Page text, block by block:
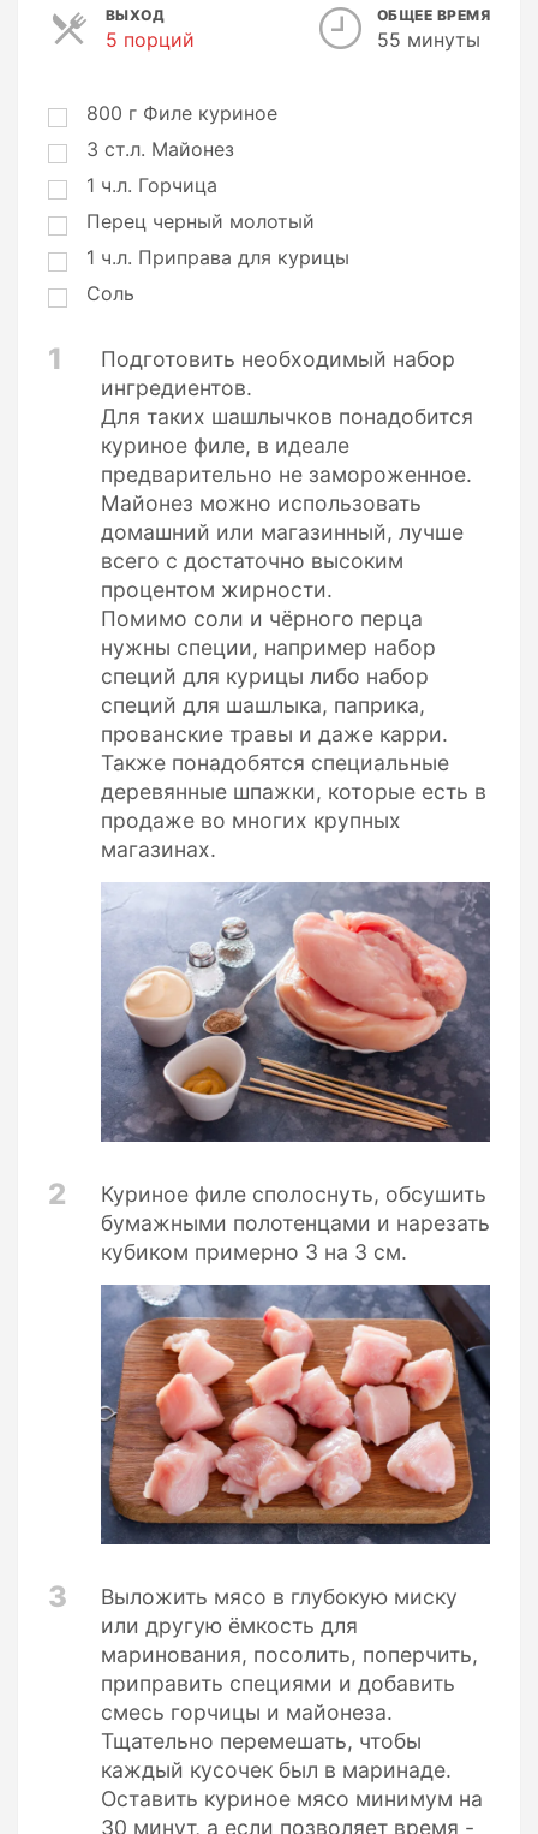
ВЫХОД
5 порций
ц
и
ОБЩЕЕ ВРЕМЯ
55 минуты
800 г Филе куриное
3 ст.л. Майонез
1 ч.л. Горчица
Перец черный молотый
1 ч.л. Приправа для курицы
Соль
1
Подготовить необходимый набор
ингредиентов.
Для таких шашлычков понадобится
куриное филе, в идеале
предварительно не замороженное.
Майонез можно использовать
домашний или магазинный, лучше
всего с достаточно высоким
процентом жирности.
Помимо соли и чёрного перца
нужны специи, например набор
специй для курицы либо набор
специй для шашлыка, паприка,
прованские травы и даже карри.
Также понадобятся специальные
деревянные шпажки, которые есть в
продаже во многих крупных
магазинах.
2
Куриное филе сполоснуть, обсушить
бумажными полотенцами и нарезать
кубиком примерно 3 на 3 см.
3
Выложить мясо в глубокую миску
или другую ёмкость для
маринования, посолить, поперчить,
приправить специями и добавить
смесь горчицы и майонеза.
Тщательно перемешать, чтобы
каждый кусочек был в маринаде.
Оставить куриное мясо минимум на
30 минут, а если позволяет время -